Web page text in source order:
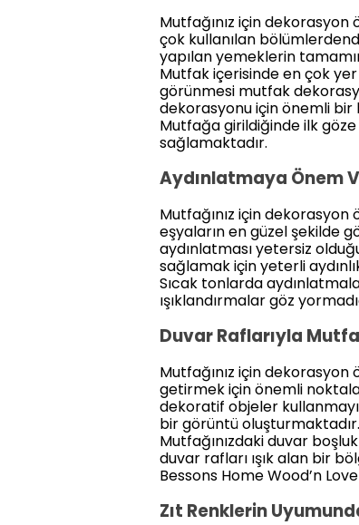
Mutfağınız için
çok kullanılan
yapılan yemeklerin
Mutfak içerisinde en çok
görünmesi mutfak
dekorasyonu için önemli bir
Mutfağa girildiğinde ilk
sağlamaktadır.
Aydınlatmaya Önem
Mutfağınız için
eşyaların en güzel şekilde
aydınlatması yetersiz
sağlamak için yeterli
Sıcak tonlarda
ışıklandırmalar göz
Duvar Raflarıyla
Mutfağınız için
getirmek için önemli
dekoratif objeler
bir görüntü oluşturmaktadır.
Mutfağınızdaki duvar
duvar rafları ışık alan bir
Bessons Home Wood’n
Zıt Renklerin